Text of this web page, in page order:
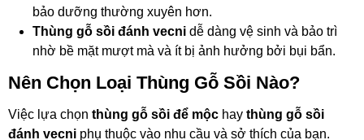
bảo dưỡng thường xuyên hơn.
Thùng gỗ sồi đánh vecni dễ dàng vệ sinh và bảo trì
nhờ bề mặt mượt mà và ít bị ảnh hưởng bởi bụi bẩn.
Nên Chọn Loại Thùng Gỗ Sồi Nào?
Việc lựa chọn thùng gỗ sồi để mộc hay thùng gỗ sồi
đánh vecni phụ thuộc vào nhu cầu và sở thích của bạn.